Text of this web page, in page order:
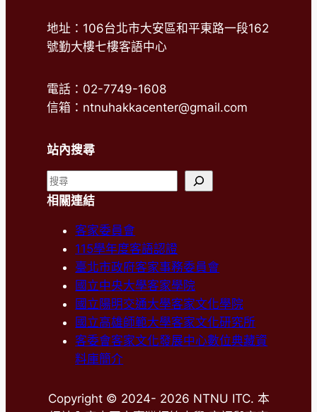
地址：106台北市大安區和平東路一段162
號勤大樓七樓客語中心
電話：02-7749-1608
信箱：ntnuhakkacenter@gmail.com
站內搜尋
搜
尋
相關連結
客家委員會
115學年度客語認證
臺北市政府客家事務委員會
國立中央大學客家學院
國立陽明交通大學客家文化學院
國立高雄師範大學客家文化研究所
客委會客家文化發展中心數位典藏資
料庫簡介
Copyright © 2024- 2026 NTNU ITC. 本